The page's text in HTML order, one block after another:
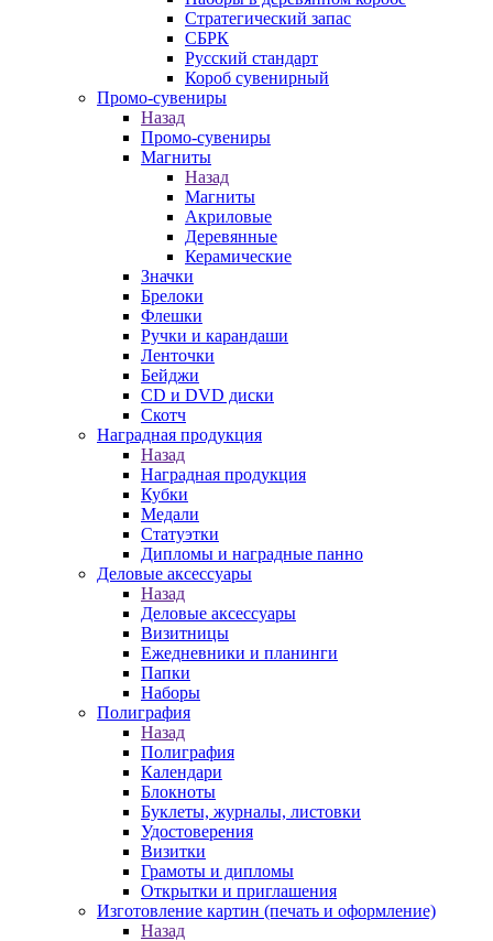
Стратегический запас
СБРК
Русский стандарт
Короб сувенирный
Промо-сувениры
Назад
Промо-сувениры
Магниты
Назад
Магниты
Акриловые
Деревянные
Керамические
Значки
Брелоки
Флешки
Ручки и карандаши
Ленточки
Бейджи
CD и DVD диски
Скотч
Наградная продукция
Назад
Наградная продукция
Кубки
Медали
Статуэтки
Дипломы и наградные панно
Деловые аксессуары
Назад
Деловые аксессуары
Визитницы
Ежедневники и планинги
Папки
Наборы
Полиграфия
Назад
Полиграфия
Календари
Блокноты
Буклеты, журналы, листовки
Удостоверения
Визитки
Грамоты и дипломы
Открытки и приглашения
Изготовление картин (печать и оформление)
Назад